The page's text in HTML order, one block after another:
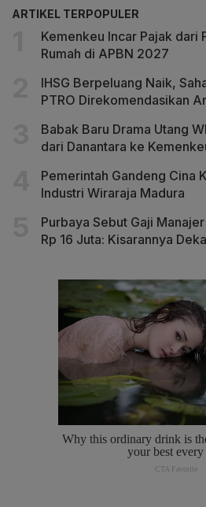
ARTIKEL TERPOPULER
Kemenkeu Incar Pajak dari
Rumah di APBN 2027
IHSG Berpeluang Naik,
PTRO Direkomendasikan
Babak Baru Drama Utang
dari Danantara ke
Pemerintah Gandeng Cina
Industri Wiraraja Madura
Purbaya Sebut Gaji
Rp 16 Juta: Kisarannya